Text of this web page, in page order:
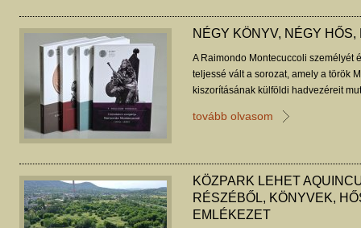
NÉGY KÖNYV, NÉGY
A Raimondo Montecuccoli személyét
teljessé vált a sorozat, amely a török
kiszorításának külföldi hadvezéreit
tovább olvasom
KÖZPARK LEHET
RÉSZÉBŐL, KÖNYVEK,
EMLÉKEZET